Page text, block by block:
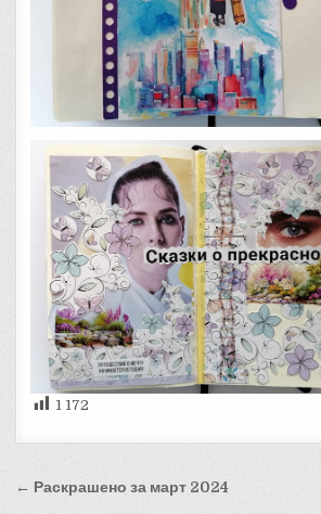
1 172
Навигация
← Раскрашено за март 2024